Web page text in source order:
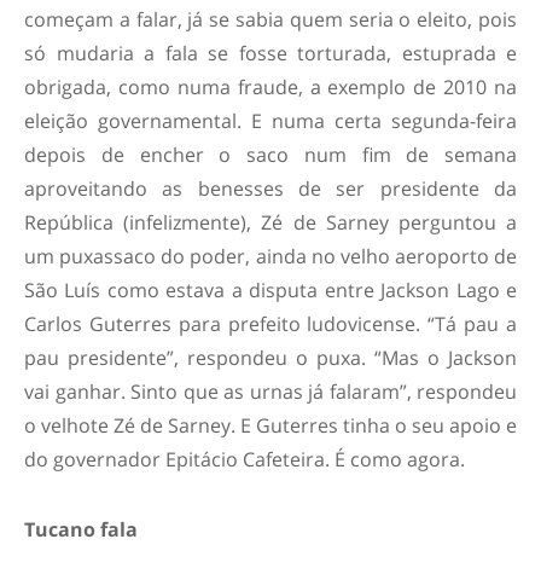
começam a falar, já se sabia quem seria o eleito, pois
só mudaria a fala se fosse torturada, estuprada e
obrigada, como numa fraude, a exemplo de 2010 na
eleição governamental. E numa certa segunda-feira
depois de encher o saco num fim de semana
aproveitando as benesses de ser presidente da
República (infelizmente), Zé de Sarney perguntou a
um puxassaco do poder, ainda no velho aeroporto de
São Luís como estava a disputa entre Jackson Lago e
Carlos Guterres para prefeito ludovicense. “Tá pau a
pau presidente”, respondeu o puxa. “Mas o Jackson
vai ganhar. Sinto que as urnas já falaram”, respondeu
o velhote Zé de Sarney. E Guterres tinha o seu apoio e
do governador Epitácio Cafeteira. É como agora.
Tucano fala